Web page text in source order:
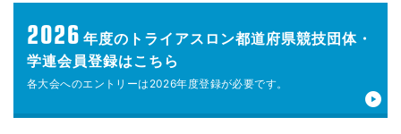
2026 年度の トライアスロン都道府県競技団体・
学連会員登録はこちら
各大会へのエントリーは 2026年度登録が必要です。